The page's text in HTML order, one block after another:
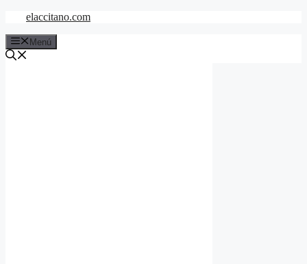
Saltar
contenido
elaccitano.com
Menú